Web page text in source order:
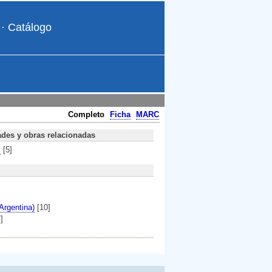
Catálogo
Completo Ficha MARC
y obras relacionadas
[5]
[10]